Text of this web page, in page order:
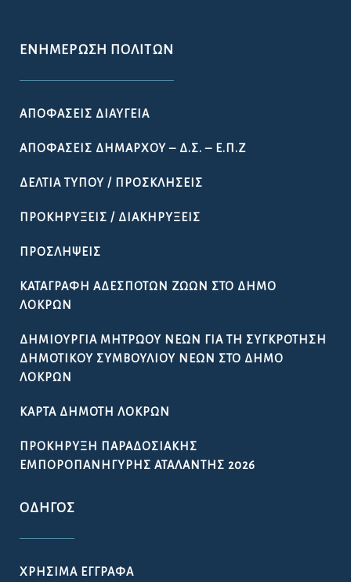
ΕΝΗΜΈΡΩΣΗ ΠΟΛΙΤΏΝ
ΑΠΟΦΆΣΕΙΣ ΔΙΑΎΓΕΙΑ
ΑΠΟΦΆΣΕΙΣ ΔΗΜΆΡΧΟΥ – Δ.Σ. – Ε.Π.Ζ
ΔΕΛΤΊΑ ΤΎΠΟΥ / ΠΡΟΣΚΛΉΣΕΙΣ
ΠΡΟΚΗΡΎΞΕΙΣ / ΔΙΑΚΗΡΎΞΕΙΣ
ΠΡΟΣΛΉΨΕΙΣ
ΚΑΤΑΓΡΑΦΉ ΑΔΈΣΠΟΤΩΝ ΖΏΩΝ ΣΤΟ ΔΉΜΟ
ΛΟΚΡΏΝ
ΔΗΜΙΟΥΡΓΊΑ ΜΗΤΡΏΟΥ ΝΈΩΝ ΓΙΑ ΤΗ ΣΥΓΚΡΌΤΗΣΗ
ΔΗΜΟΤΙΚΟΎ ΣΥΜΒΟΥΛΊΟΥ ΝΈΩΝ ΣΤΟ ΔΉΜΟ
ΛΟΚΡΏΝ
ΚΆΡΤΑ ΔΗΜΌΤΗ ΛΟΚΡΏΝ
ΠΡΟΚΉΡΥΞΗ ΠΑΡΑΔΟΣΙΑΚΉΣ
ΕΜΠΟΡΟΠΑΝΉΓΥΡΗΣ ΑΤΑΛΆΝΤΗΣ 2026
ΟΔΗΓΌΣ
ΧΡΉΣΙΜΑ ΈΓΓΡΑΦΑ